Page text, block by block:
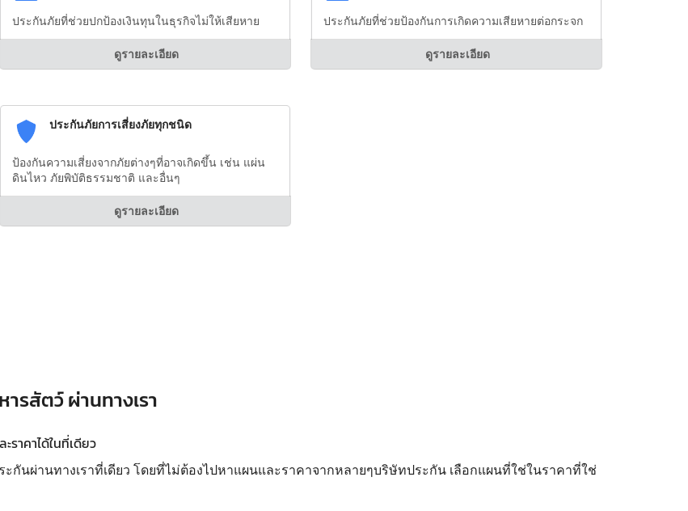
ประกันภัยที่ช่วยปกป้องเงินทุนในธุรกิจไม่ให้เสียหาย
ดูรายละเอียด
ประกันภัยที่ช่วยป้องกันการเกิดความเสียหายต่อกระจก
ดูรายละเอียด
ประกันภัยการเสี่ยงภัยทุกชนิด
ป้องกันความเสี่ยงจากภัยต่างๆที่อาจเกิดขึ้น เช่น แผ่น
ดินไหว ภัยพิบัติธรรมชาติ และอื่นๆ
ดูรายละเอียด
รสัตว์ ผ่านทางเรา
ราคาได้ในที่เดียว
กันผ่านทางเราที่เดียว โดยที่ไม่ต้องไปหาแผนและราคาจากหลายๆบริษัทประกัน เลือกแผนที่ใช่ในราคาที่ใช่